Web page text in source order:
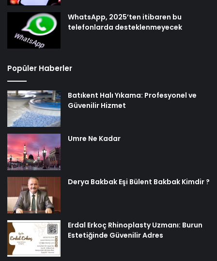
WhatsApp, 2025’ten itibaren bu
telefonlarda desteklenmeyecek
Popüler Haberler
Batıkent Halı Yıkama: Profesyonel ve
Güvenilir Hizmet
Umre Ne Kadar
Derya Bakbak Eşi Bülent Bakbak Kimdir ?
Erdal Erkoç Rhinoplasty Uzmanı: Burun
Estetiğinde Güvenilir Adres